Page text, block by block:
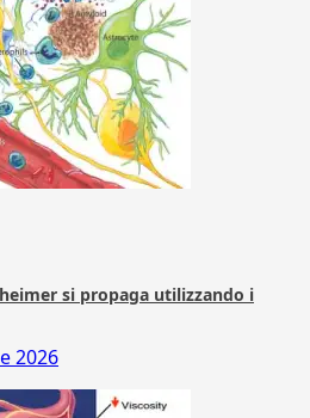
si propaga utilizzando i
2026